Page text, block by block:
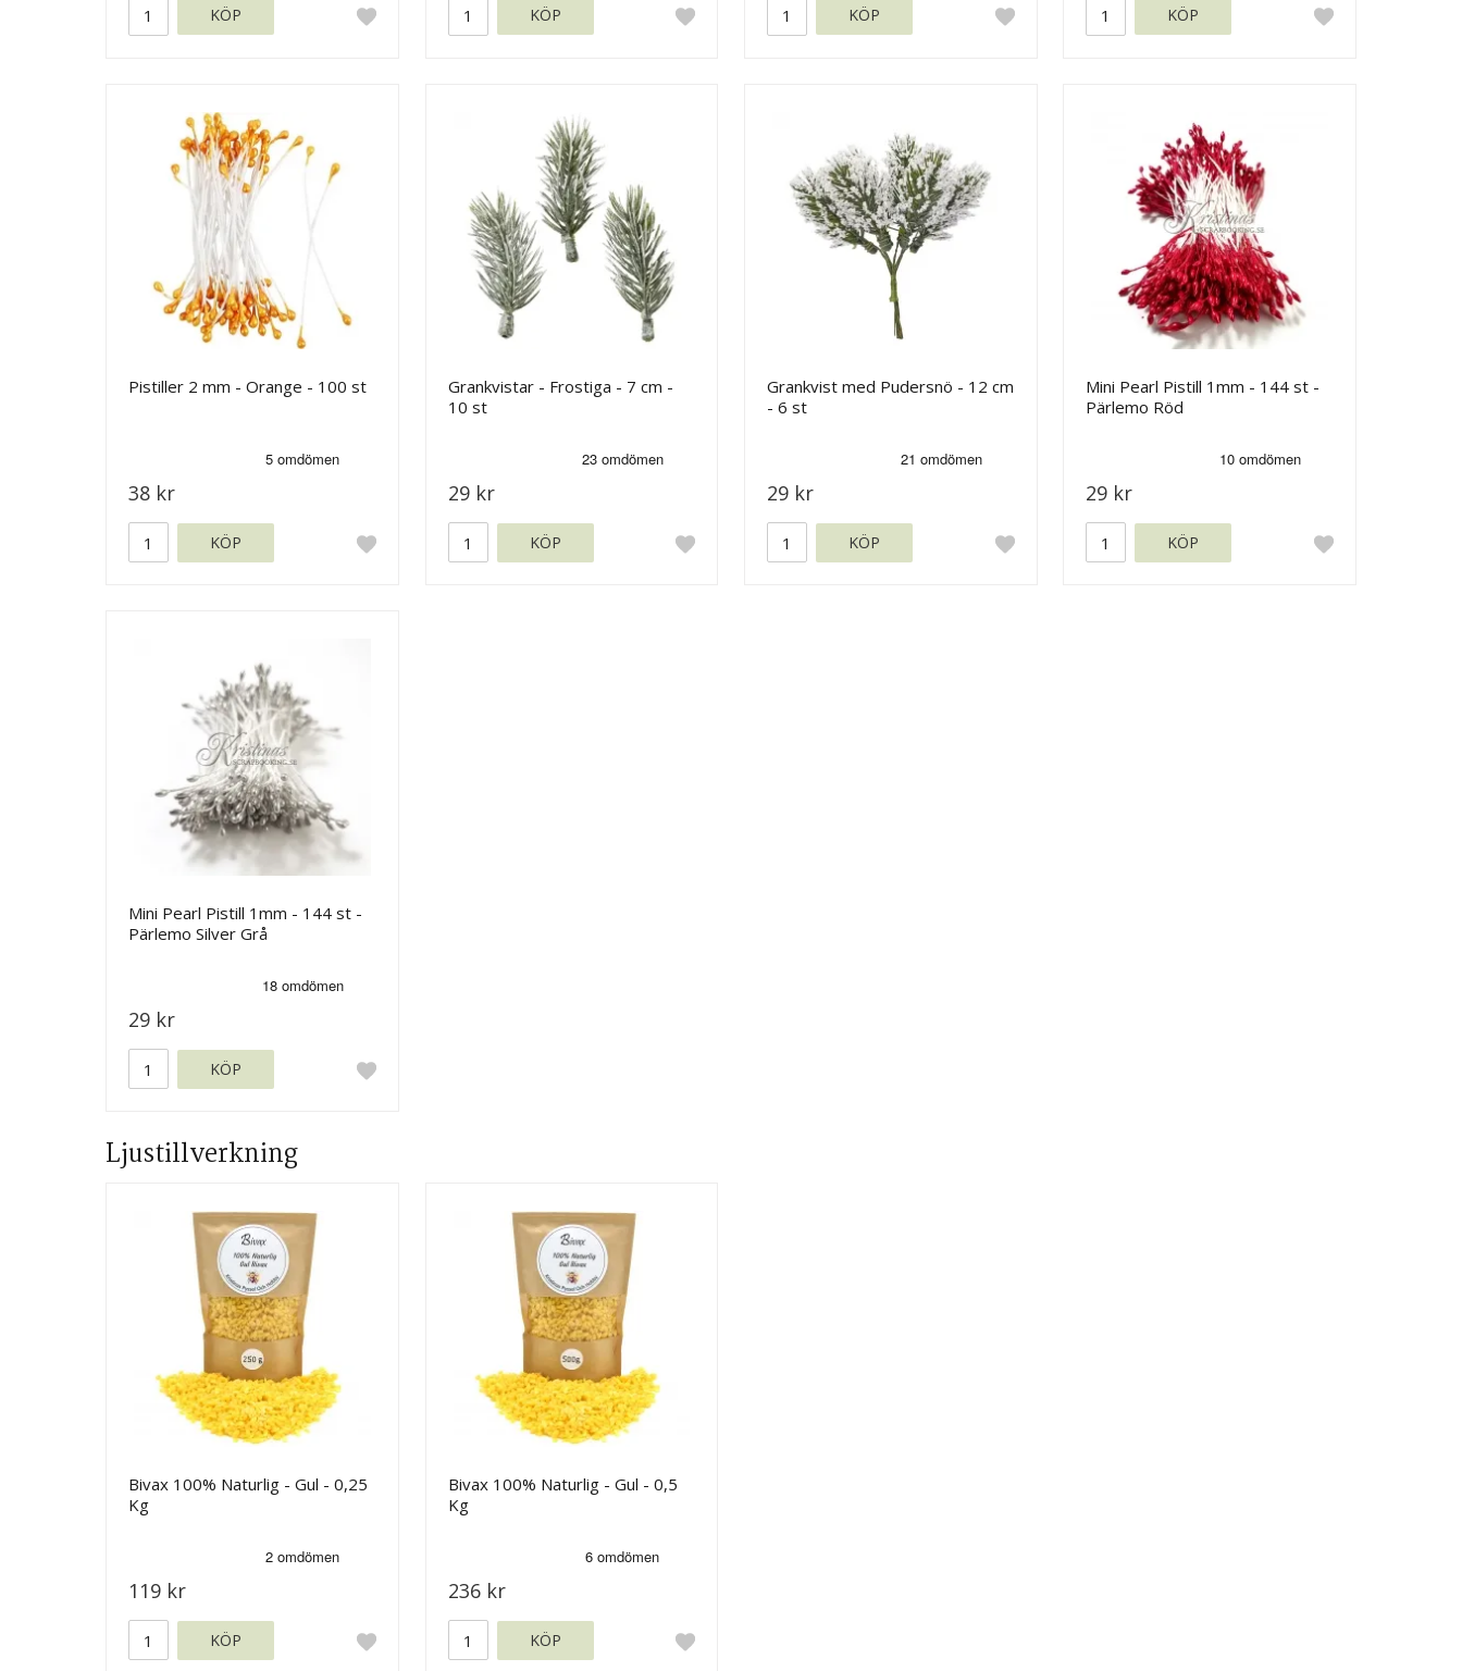
KÖP KÖP KÖP KÖP
Pistiller 2 mm - Orange - 100 st
38 kr
KÖP
Grankvistar - Frostiga - 7 cm -
10 st
29 kr
KÖP
Grankvist med Pudersnö - 12 cm
- 6 st
29 kr
KÖP
Mini Pearl Pistill 1mm - 144 st -
Pärlemo Röd
29 kr
KÖP
Mini Pearl Pistill 1mm - 144 st -
Pärlemo Silver Grå
29 kr
KÖP
Ljustillverkning
Bivax 100% Naturlig - Gul - 0,25
Kg
119 kr
KÖP
Bivax 100% Naturlig - Gul - 0,5
Kg
236 kr
KÖP